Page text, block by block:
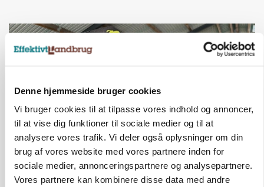
Denne hjemmeside bruger cookies
Vi bruger cookies til at tilpasse vores indhold og annoncer,
til at vise dig funktioner til sociale medier og til at
analysere vores trafik. Vi deler også oplysninger om din
brug af vores website med vores partnere inden for
sociale medier, annonceringspartnere og analysepartnere.
Vores partnere kan kombinere disse data med andre
POLITIK
»Nu stopper I«: Landbrugsdebattør og